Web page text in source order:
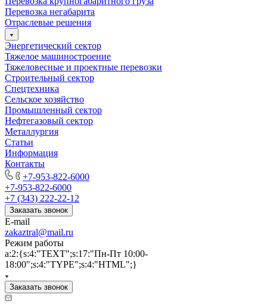
Перевозка негабарита
Отраслевые решения
Энергетический сектор
Тяжелое машиностроение
Тяжеловесные и проектные перевозки
Строительный сектор
Спецтехника
Сельское хозяйство
Промышленный сектор
Нефтегазовый сектор
Металлургия
Статьи
Информация
Контакты
+7-953-822-6000
+7-953-822-6000
+7 (343) 222-22-12
Заказать звонок
E-mail
zakaztral@mail.ru
Режим работы
a:2:{s:4:"TEXT";s:17:"Пн-Пт 10:00-
18:00";s:4:"TYPE";s:4:"HTML";}
Заказать звонок